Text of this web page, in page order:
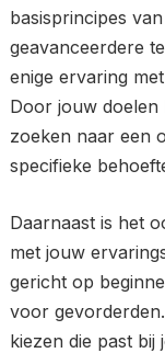
basisprincipes
geavanceerdere
enige ervaring
Door jouw doelen
zoeken naar een
specifieke
Daarnaast is het
met jouw
gericht op
voor
kiezen die past bij